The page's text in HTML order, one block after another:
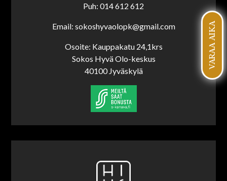
VARAA AIKA
Puh: 014 612 612
Email: sokoshyvaolopk@gmail.com
Osoite: Kauppakatu 24,1krs
Sokos Hyvä Olo-keskus
40100 Jyväskylä